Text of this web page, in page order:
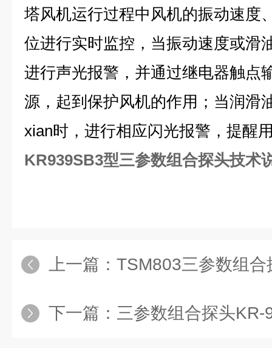
塔风机运行过程中风机的振动速度
位进行实时监控，当振动速度或滑
进行声光报警，并通过继电器触点
源，起到保护风机的作用；当润滑
xian时，进行相应闪光报警，提醒
KR939SB3型三参数组合探头技术
上一篇： TSM803三参数组合
下一篇： 三参数组合探头